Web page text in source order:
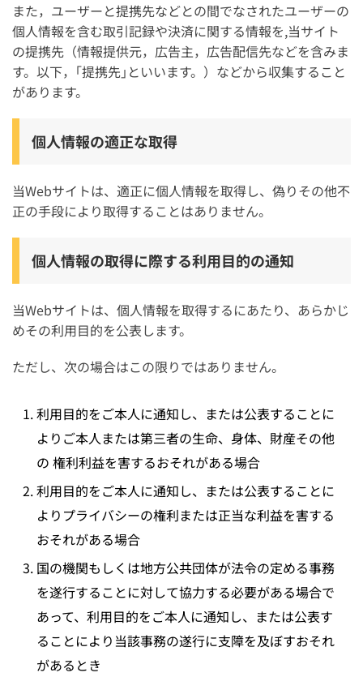
また，ユーザーと提携先などとの間でなされたユーザーの
個人情報を含む取引記録や決済に関する情報を,当サイト
の提携先（情報提供元，広告主，広告配信先などを含みま
す。以下，｢提携先｣といいます。）などから収集すること
があります。
個人情報の適正な取得
当Webサイトは、適正に個人情報を取得し、偽りその他不
正の手段により取得することはありません。
個人情報の取得に際する利用目的の通知
当Webサイトは、個人情報を取得するにあたり、あらかじ
めその利用目的を公表します。
ただし、次の場合はこの限りではありません。
利用目的をご本人に通知し、または公表することに
よりご本人または第三者の生命、身体、財産その他
の 権利利益を害するおそれがある場合
利用目的をご本人に通知し、または公表することに
よりプライバシーの権利または正当な利益を害する
おそれがある場合
国の機関もしくは地方公共団体が法令の定める事務
を遂行することに対して協力する必要がある場合で
あって、利用目的をご本人に通知し、または公表す
ることにより当該事務の遂行に支障を及ぼすおそれ
があるとき